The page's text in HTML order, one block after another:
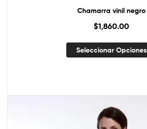
Chamarra vinil negro
$1,860.00
Seleccionar Opciones